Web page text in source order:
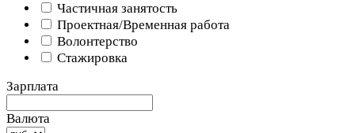
Частичная занятость
Проектная/Временная работа
Волонтерство
Стажировка
Зарплата
Валюта